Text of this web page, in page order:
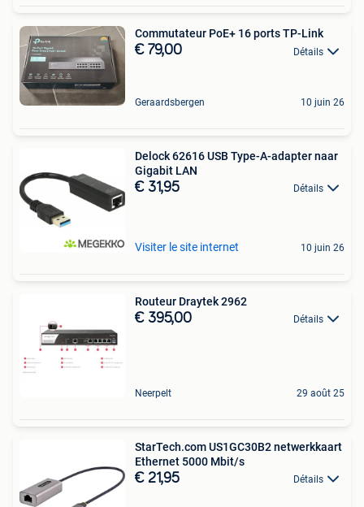
Commutateur PoE+ 16 ports TP-Link
€ 79,00 Détails
Geraardsbergen 10 juin 26
Delock 62616 USB Type-A-adapter naar
Gigabit LAN
€ 31,95 Détails
Visiter le site internet 10 juin 26
Routeur Draytek 2962
€ 395,00 Détails
Neerpelt 29 août 25
StarTech.com US1GC30B2 netwerkkaart
Ethernet 5000 Mbit/s
€ 21,95 Détails